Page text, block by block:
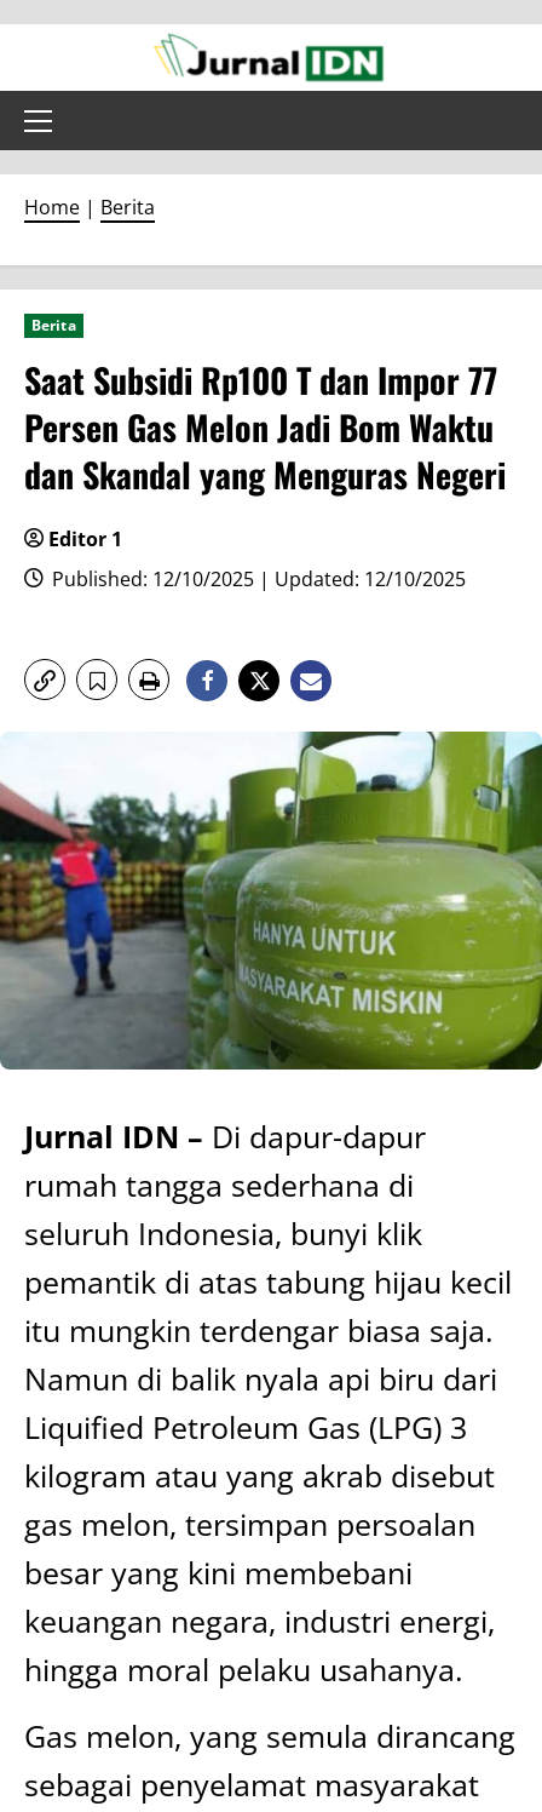
content
Primary
Home | Berita
Berita
Saat Subsidi Rp100 T dan Impor 77
Persen Gas Melon Jadi Bom Waktu
dan Skandal yang Menguras Negeri
Editor 1
Published: 12/10/2025 | Updated: 12/10/2025
Jurnal IDN – Di dapur-dapur
rumah tangga sederhana di
seluruh Indonesia, bunyi klik
pemantik di atas tabung hijau kecil
itu mungkin terdengar biasa saja.
Namun di balik nyala api biru dari
Liquified Petroleum Gas (LPG) 3
kilogram atau yang akrab disebut
gas melon, tersimpan persoalan
besar yang kini membebani
keuangan negara, industri energi,
hingga moral pelaku usahanya.
Gas melon, yang semula dirancang
sebagai penyelamat masyarakat